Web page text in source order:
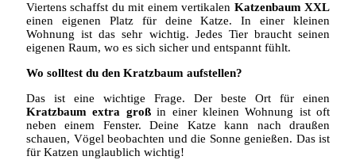
Viertens schaffst du mit einem vertikalen Katzenbaum XXL
einen eigenen Platz für deine Katze. In einer kleinen
Wohnung ist das sehr wichtig. Jedes Tier braucht seinen
eigenen Raum, wo es sich sicher und entspannt fühlt.
Wo solltest du den Kratzbaum aufstellen?
Das ist eine wichtige Frage. Der beste Ort für einen
Kratzbaum extra großin einer kleinen Wohnung ist oft
neben einem Fenster. Deine Katze kann nach draußen
schauen, Vögel beobachten und die Sonne genießen. Das ist
für Katzen unglaublich wichtig!